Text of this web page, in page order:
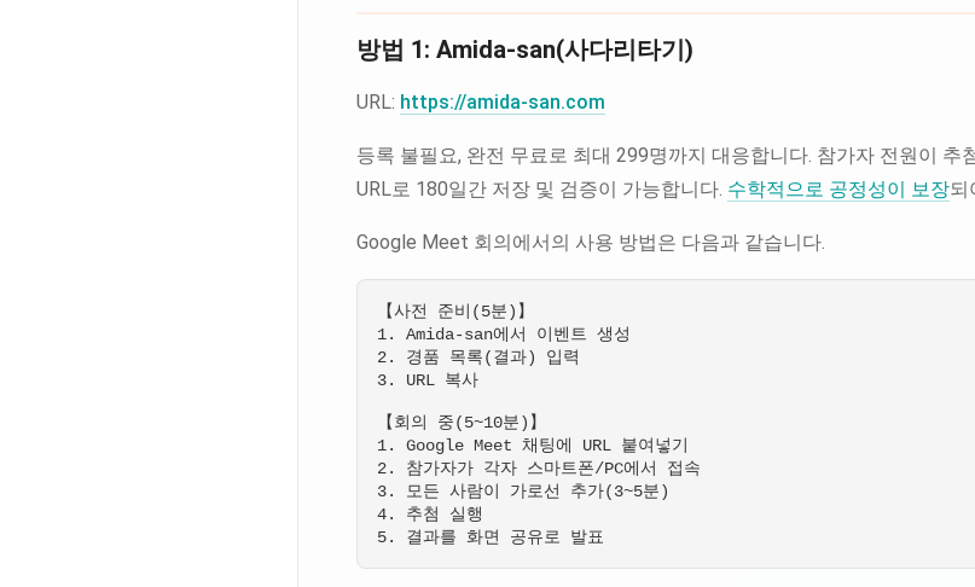
방법 1: Amida-san(사다리타기)
URL: https://amida-san.com
등록 불필요, 완전 무료로 최대 299명까지 대응합니다. 참가자 전원이 추
URL로 180일간 저장 및 검증이 가능합니다. 수학적으로 공정성이 보장되
Google Meet 회의에서의 사용 방법은 다음과 같습니다.
【사전 준비(5분)】
1. Amida-san에서 이벤트 생성
2. 경품 목록(결과) 입력
3. URL 복사
【회의 중(5~10분)】
1. Google Meet 채팅에 URL 붙여넣기
2. 참가자가 각자 스마트폰/PC에서 접속
3. 모든 사람이 가로선 추가(3~5분)
4. 추첨 실행